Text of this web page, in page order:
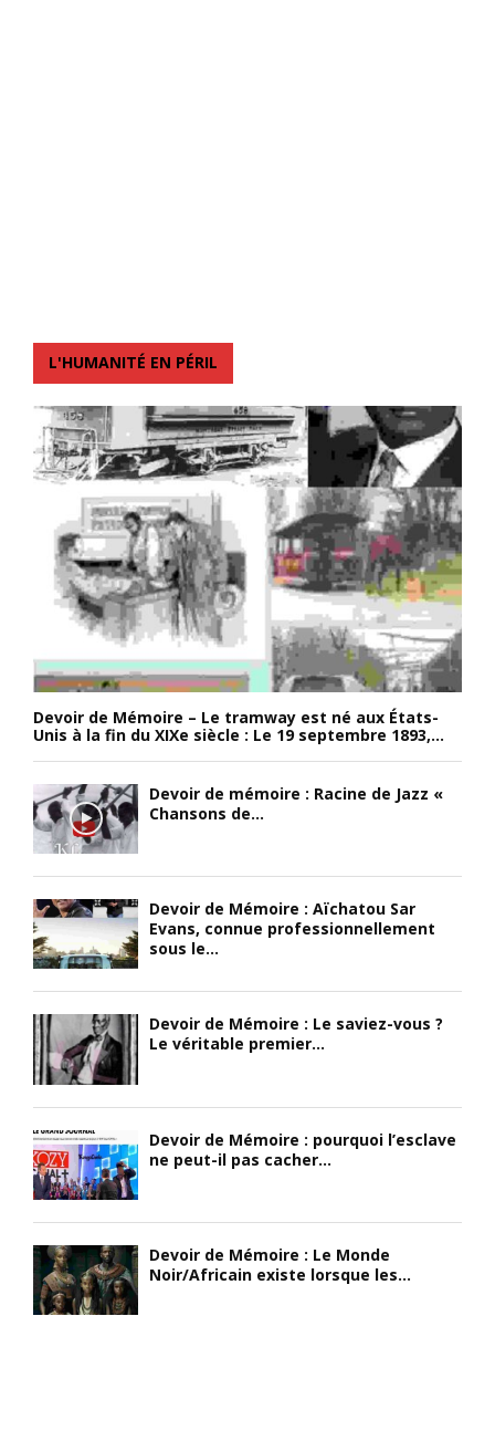
L'HUMANITÉ EN PÉRIL
Devoir de Mémoire – Le tramway est né aux États-
Unis à la fin du XIXe siècle : Le 19 septembre 1893,...
Devoir de mémoire : Racine de Jazz «
Chansons de...
Devoir de Mémoire : Aïchatou Sar
Evans, connue professionnellement
sous le...
Devoir de Mémoire : Le saviez-vous ?
Le véritable premier...
Devoir de Mémoire : pourquoi l’esclave
ne peut-il pas cacher...
Devoir de Mémoire : Le Monde
Noir/Africain existe lorsque les...